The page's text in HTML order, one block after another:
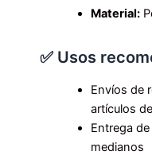
Material:
✅ Usos
Envíos de
artículos
Entrega
medianos